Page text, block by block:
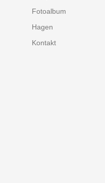
Fotoalbum
Hagen
Kontakt